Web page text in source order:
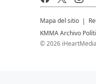
Mapa del sitio
KMMAArchivo
©2026